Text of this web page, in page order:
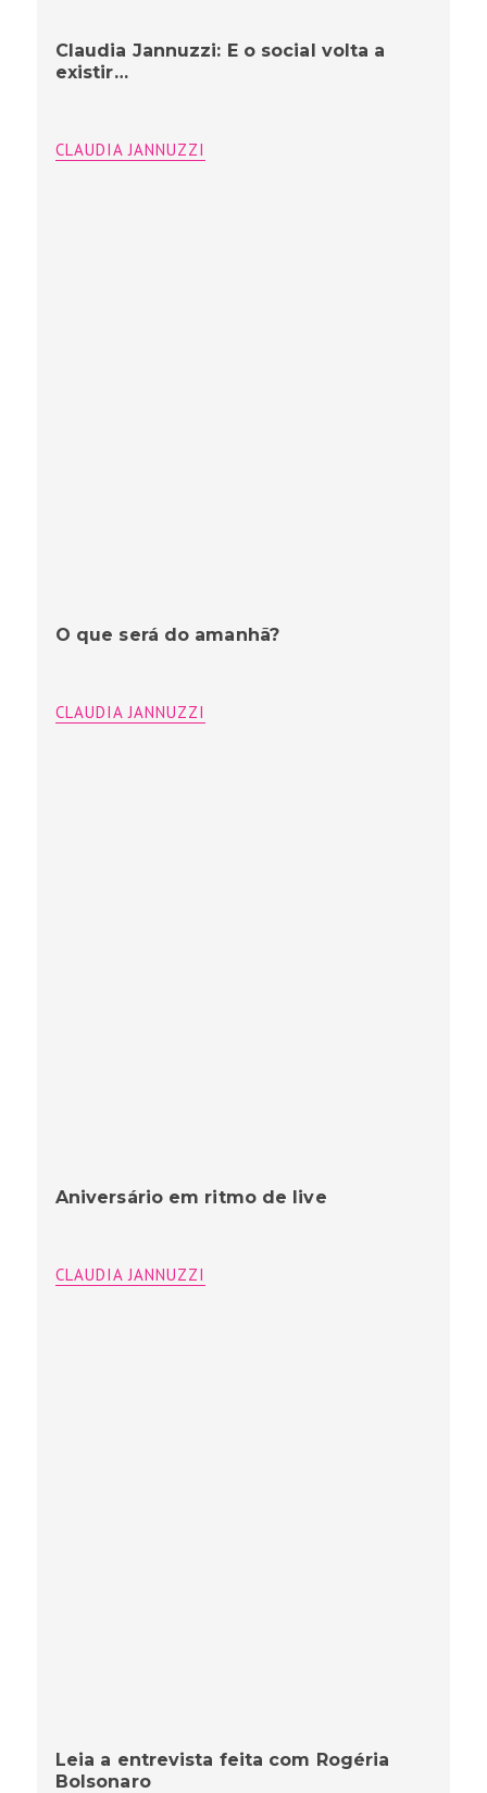
Claudia Jannuzzi: E o social volta a
existir…
CLAUDIA JANNUZZI
O que será do amanhã?
CLAUDIA JANNUZZI
Aniversário em ritmo de live
CLAUDIA JANNUZZI
Leia a entrevista feita com Rogéria
Bolsonaro